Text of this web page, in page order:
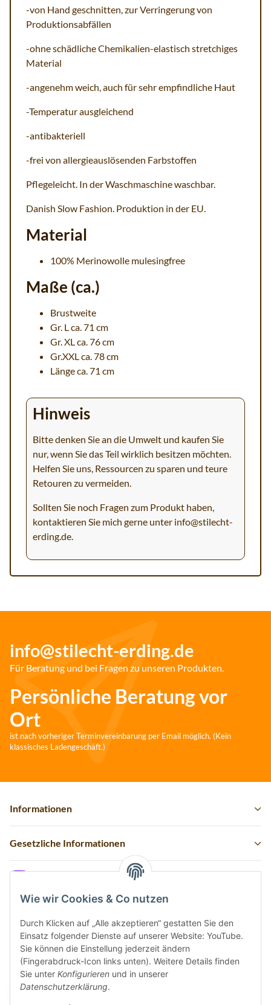
Wie wir Cookies & Co nutzen
Durch Klicken auf „Alle akzeptieren“ gestatten Sie den
Einsatz folgender Dienste auf unserer Website: YouTube.
Sie können die Einstellung jederzeit ändern
(Fingerabdruck-Icon links unten). Weitere Details finden
Sie unter Konfigurieren und in unserer
Datenschutzerklärung.
-von Hand geschnitten, zur Verringerung von
Produktionsabfällen
-ohne schädliche Chemikalien-elastisch stretchiges
Material
-angenehm weich, auch für sehr empfindliche Haut
-Temperatur ausgleichend
-antibakteriell
-frei von allergieauslösenden Farbstoffen
Pflegeleicht. In der Waschmaschine waschbar.
Danish Slow Fashion. Produktion in der EU.
Material
100% Merinowolle mulesingfree
Maße (ca.)
Brustweite
Gr. L ca. 71 cm
Gr. XL ca. 76 cm
Gr.XXL ca. 78 cm
Länge ca. 71 cm
Hinweis
Bitte denken Sie an die Umwelt und kaufen Sie
nur, wenn Sie das Teil wirklich besitzen möchten.
Helfen Sie uns, Ressourcen zu sparen und teure
Retouren zu vermeiden.
Sollten Sie noch Fragen zum Produkt haben,
kontaktieren Sie mich gerne unter info@stilecht-
erding.de.
info@stilecht-erding.de
Für Beratung und bei Fragen zu unseren Produkten.
Persönliche Beratung vor
Ort
ist nach vorheriger Terminvereinbarung per Email möglich. (Kein
klassisches Ladengeschäft.)
Informationen
Gesetzliche Informationen
Vertrag widerrufen
Sicher bezahlen via: